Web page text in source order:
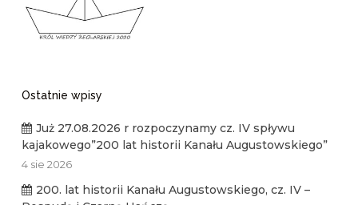
Ostatnie wpisy
Już 27.08.2026 r rozpoczynamy cz. IV spływu
kajakowego”200 lat historii Kanału Augustowskiego”
4 sie 2026
200. lat historii Kanału Augustowskiego, cz. IV –